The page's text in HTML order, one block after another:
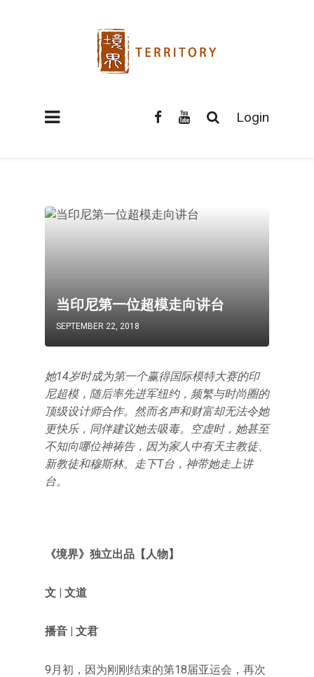
Login
当印尼第一位超模走向讲台
SEPTEMBER 22, 2018
她14岁时成为第一个赢得国际模特大赛的印
尼超模，随后率先进军纽约，频繁与时尚圈的
顶级设计师合作。然而名声和财富却无法令她
更快乐，同伴建议她去吸毒。空虚时，她甚至
不知向哪位神祷告，因为家人中有天主教徒、
新教徒和穆斯林。走下T台，神带她走上讲
台。
《境界》 独立出品 【人物】
文 | 文道
播音 | 文君
9月初，因为刚刚结束的第18届亚运会，再次